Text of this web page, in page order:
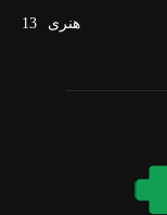
هنری
13